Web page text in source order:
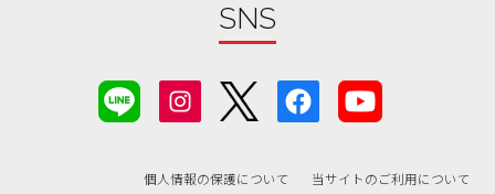
SNS
個人情報の保護について 当サイトのご利用について